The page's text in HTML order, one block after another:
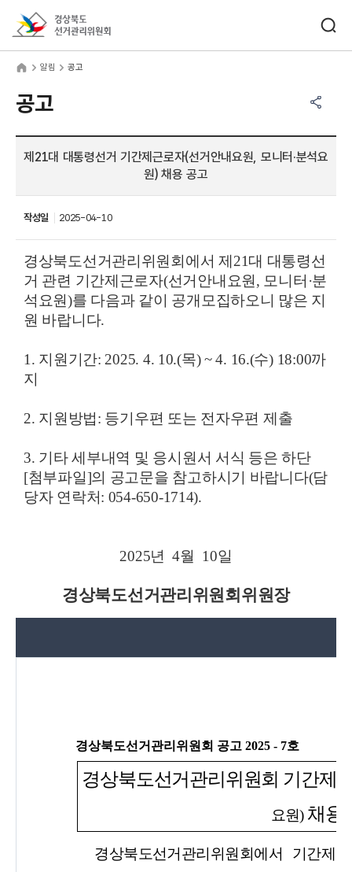
알림 공고
공고
제21대 대통령선거 기간제근로자(선거안내요원, 모니터·분석요
원) 채용 공고
작성일 2025-04-10
경상북도선거관리위원회에서제21대 대통령선
거 관련 기간제근로자(선거안내요원, 모니터·분
석요원)를 다음과 같이 공개모집하오니 많은 지
원 바랍니다.
1. 지원기간: 2025. 4. 10.(목) ~ 4. 16.(수) 18:00까
지
2. 지원방법: 등기우편 또는 전자우편 제출
3. 기타 세부내역 및 응시원서 서식 등은 하단
[첨부파일]의 공고문을 참고하시기 바랍니다(담
당자 연락처: 054-650-1714).
2025년 4월 10일
경상북도선거관리위원회위원장